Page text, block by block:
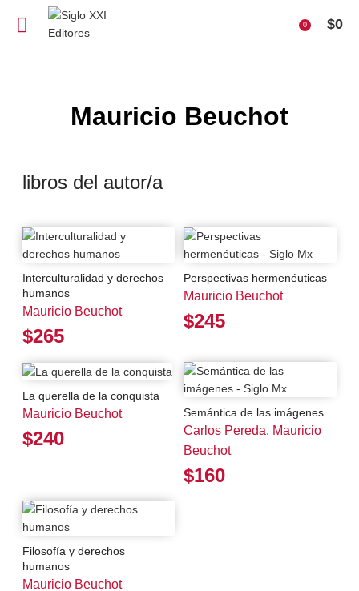
0 $0
Mauricio Beuchot
libros del autor/a
Interculturalidad y derechos
humanos
Mauricio Beuchot
$265
Perspectivas hermenéuticas
Mauricio Beuchot
$245
La querella de la conquista
Mauricio Beuchot
$240
Semántica de las imágenes
Carlos Pereda, Mauricio
Beuchot
$160
Filosofía y derechos
humanos
Mauricio Beuchot